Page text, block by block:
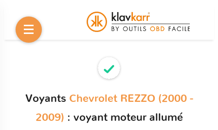
Voyants Chevrolet REZZO (2000 -
2009) : voyant moteur allumé